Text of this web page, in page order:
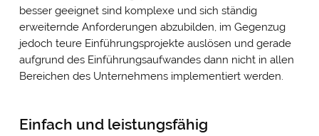
besser geeignet sind komplexe und sich ständig
erweiternde Anforderungen abzubilden, im Gegenzug
jedoch teure Einführungsprojekte auslösen und gerade
aufgrund des Einführungsaufwandes dann nicht in allen
Bereichen des Unternehmens implementiert werden.
Einfach und leistungsfähig